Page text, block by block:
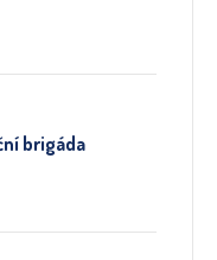
brigáda